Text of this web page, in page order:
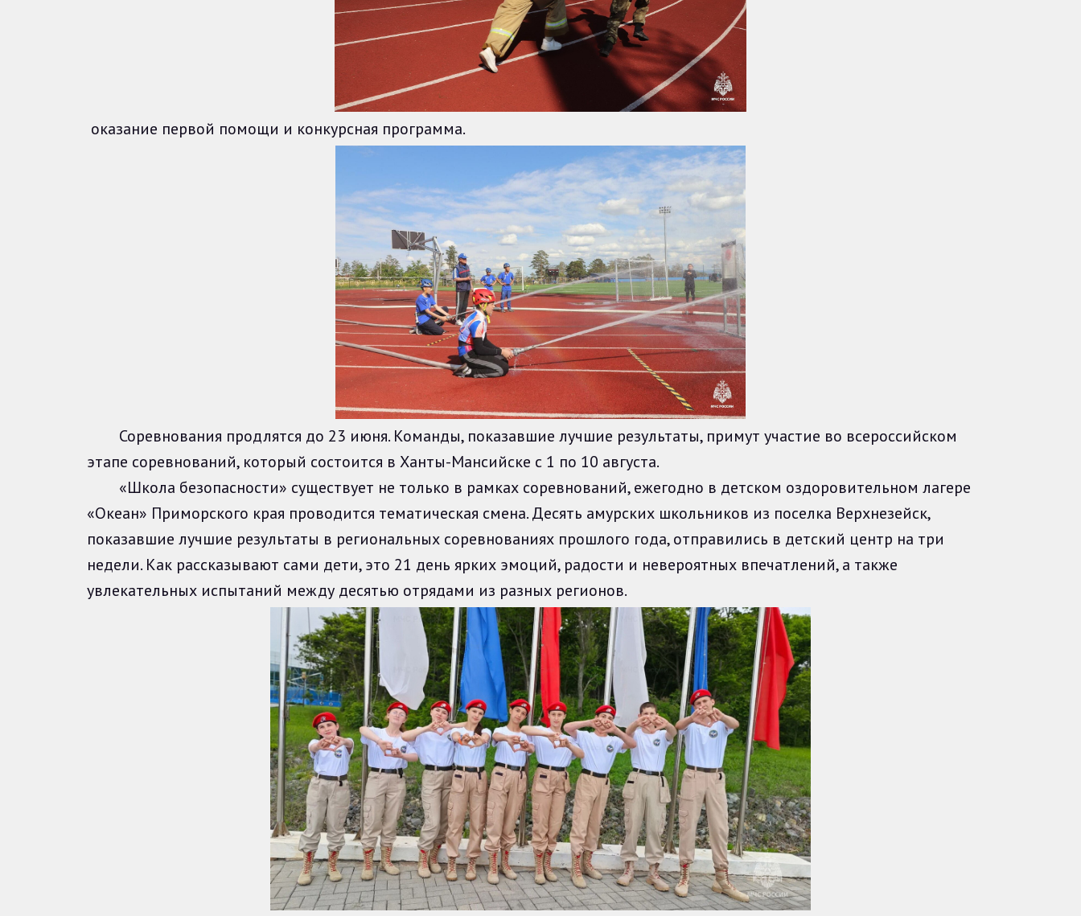
оказание первой помощи и конкурсная программа.
Соревнования продлятся до 23 июня. Команды, показавшие лучшие результаты, примут участие во всероссийском
этапе соревнований, который состоится в Ханты-Мансийске с 1 по 10 августа.
«Школа безопасности» существует не только в рамках соревнований, ежегодно в детском оздоровительном лагере
«Океан» Приморского края проводится тематическая смена. Десять амурских школьников из поселка Верхнезейск,
показавшие лучшие результаты в региональных соревнованиях прошлого года, отправились в детский центр на три
недели. Как рассказывают сами дети, это 21 день ярких эмоций, радости и невероятных впечатлений, а также
увлекательных испытаний между десятью отрядами из разных регионов.